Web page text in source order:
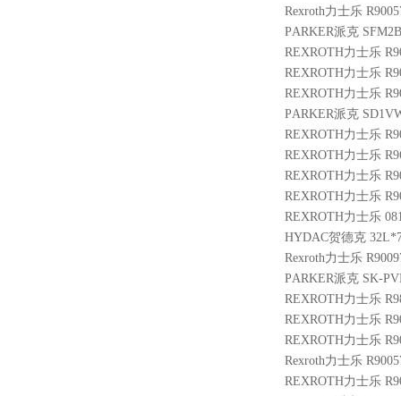
Rexroth力士乐
PARKER派克
REXROTH力士乐
REXROTH力士乐
REXROTH力士乐
PARKER派克
REXROTH力士乐
REXROTH力士乐
REXROTH力士乐
REXROTH力士乐
REXROTH力士乐
HYDAC贺德克
Rexroth力士乐
PARKER派克 SK-
REXROTH力士乐
REXROTH力士乐
REXROTH力士乐
Rexroth力士乐
REXROTH力士乐